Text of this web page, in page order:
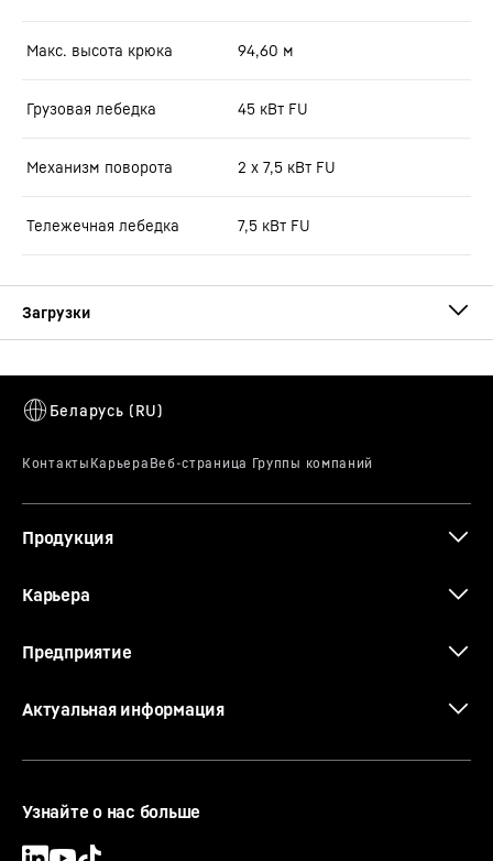
Макс. высота крюка 94,60 м
Грузовая лебедка 45 кВт FU
Механизм поворота 2 x 7,5 кВт FU
Тележечная лебедка 7,5 кВт FU
B 12 Fibre (LN)
Продукция
Карьера
Предприятие
Актуальная информация
Узнайте о нас больше